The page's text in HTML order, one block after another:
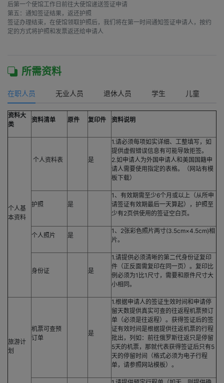
后第一个使馆工作日前往大使馆递送签证申请
第五：通知签证结果，返还护照
签证办理结束，在使馆领取护照后，我们将在第一时间通知签证申请人，按约
定的方式将护照和发票返还给申请人
所需资料
在职人员 无业人员 退休人员 学生 儿童
资料大
类
资料清单 原件 复印件 资料说明
个人基
本资料
个人资料表 是
1.请必须每项如实详细、工整填写，如
提供虚假错误信息有可能导致拒签。
2.如申请人为外国申请人和美国国籍申
请人需要使用指定的表格。（网站有模
板下载）
护照 是
1、有效期需至少6个月或以上（从所申
请签证有效期最后一天算起），护照至
少有2页供使用的签证空白页。
个人照片 是
1、2张彩色照片两寸(3.5cm×4.5cm)相
片。
身份证 是
1.请提供必须清晰的第二代身份证复印
件（正反面需复印在同一页）。复印比
例必须为1比1尺寸，需要和原件尺寸大
小相同。
旅游计
划
机票可查预
订单
是
1.根据申请人的签证生效时间和申请停
留天数提供真实可查的往返程机票预订
单（必须是往返程）。获得签证后的签
证有效时间是根据提供往返机票的行程
批出，列如：前往俄罗斯往返只是停留
5天的机票，那就代表获得签证后只有5
天的停留时间（格式必须为电子行程
单，请参照网站模板）。